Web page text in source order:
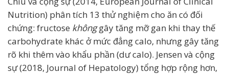
Nutrition) phân tích 13 thử nghiệm cho ăn có đối
chứng: fructose khônggây tăng mỡ gan khi thay thế
carbohydrate khác ở mức đẳng calo, nhưng gây tăng
rõ khi thêm vào khẩu phần (dư calo). Jensen và cộng
sự (2018, Journal of Hepatology) tổng hợp rộng hơn,